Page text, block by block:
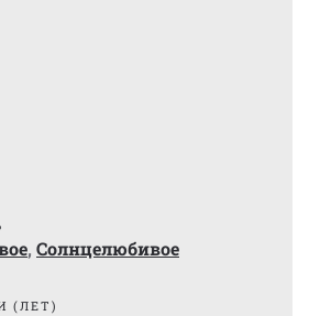
, Солнцелюбивое
(ЛЕТ)